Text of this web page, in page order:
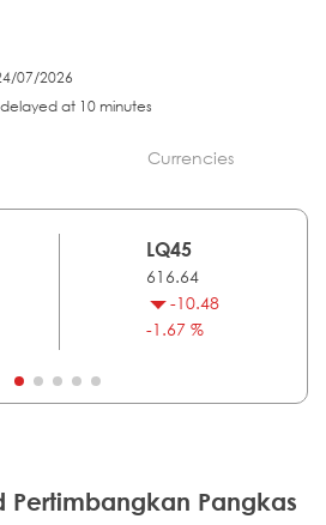
07/2026
at 10 minutes
Currencies
LQ45
616.64
-10.48
-1.67 %
Pertimbangkan Pangkas